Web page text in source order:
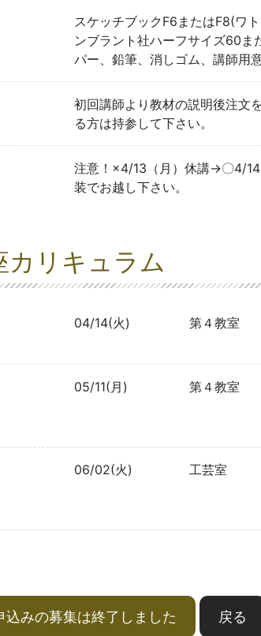
スケッチブックF6またはF8(ワ
ンブラント社ハーフサイズ60
パー、鉛筆、消しゴム、講師用
初回講師より教材の説明後注文
る方は持参して下さい。
注意！×4/13（月）休講→〇4/
装でお越し下さい。
カリキュラム
04/14(火) 第４教室
05/11(月) 第４教室
06/02(火) 工芸室
込みの募集は終了しました 戻る